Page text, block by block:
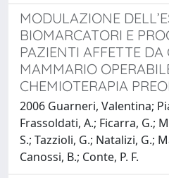
MODULAZIONE
BIOMARCATORI E
PAZIENTI AFFETTE
MAMMARIO
CHEMIOTERAPIA
2006 Guarneri, Valentina;
Frassoldati, A.; Ficarra, G.;
S.; Tazzioli, G.; Natalizi, G.;
Canossi, B.; Conte, P. F.